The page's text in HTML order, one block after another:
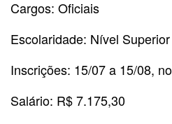
Cargos: Oficiais
Escolaridade: Nível Superior
Inscrições: 15/07 a 15/08,
Salário: R$ 7.175,30